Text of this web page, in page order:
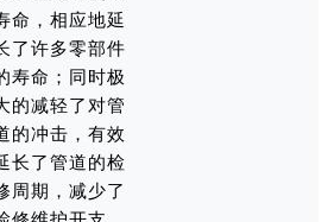
命，相应地延
了许多零部件
寿命；同时极
的减轻了对管
的冲击，有效
长了管道的检
周期，减少了